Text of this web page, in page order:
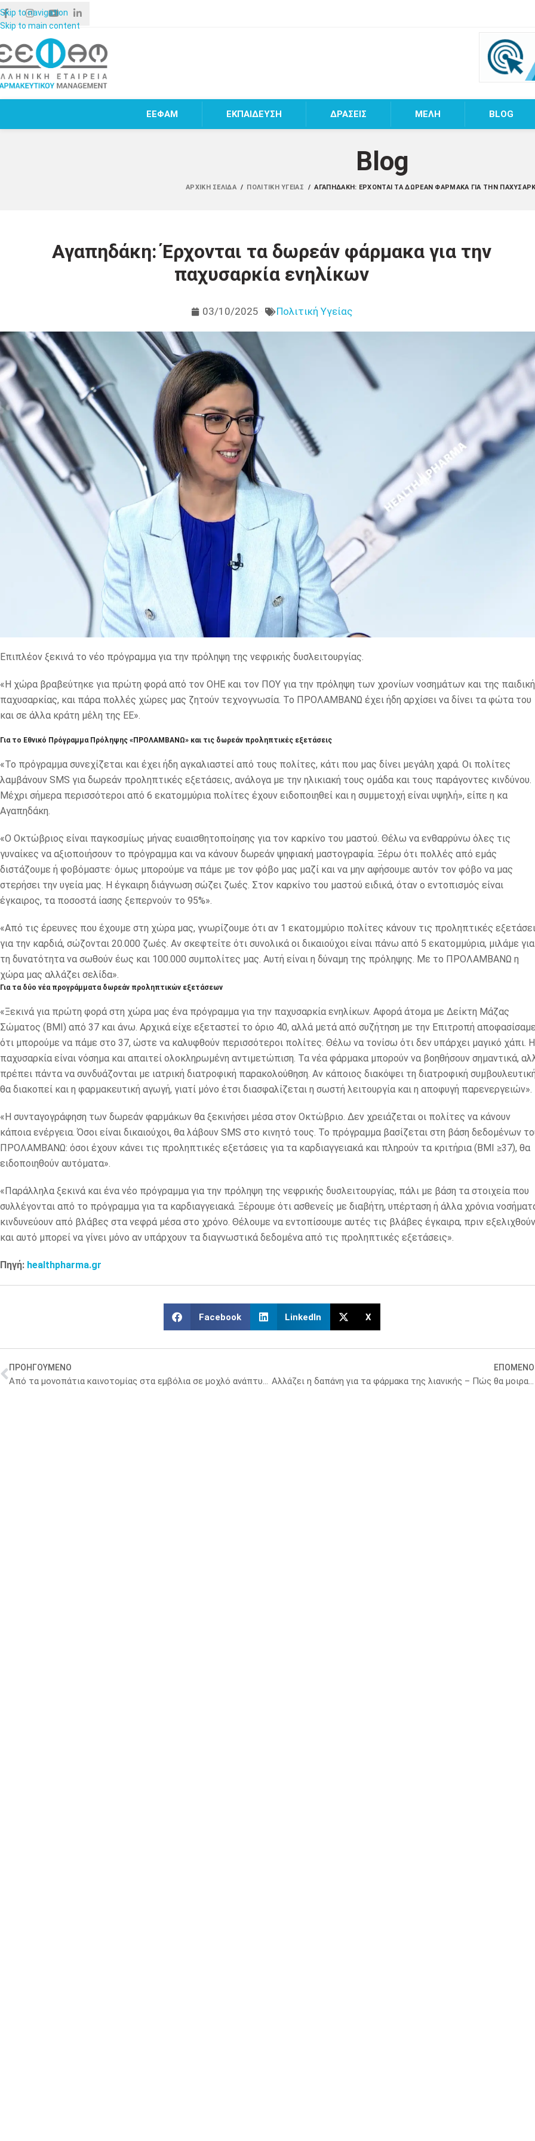
Skip to navigation
Skip to main content
ΕΕΦΑΜ ΕΚΠΑΙΔΕΥΣΗ ΔΡΑΣΕΙΣ MEΛΗ BLOG
Blog
ΑΡΧΙΚΉ ΣΕΛΊΔΑ / ΠΟΛΙΤΙΚΉ ΥΓΕΊΑΣ / ΑΓΑΠΗΔΆΚΗ: ΈΡΧΟΝΤΑΙ ΤΑ ΔΩΡΕΆΝ ΦΆΡΜΑΚΑ ΓΙΑ ΤΗΝ
Αγαπηδάκη: Έρχονται τα δωρεάν φάρμακα για την
παχυσαρκία ενηλίκων
03/10/2025 Πολιτική Υγείας
Επιπλέον ξεκινά το νέο πρόγραμμα για την πρόληψη της νεφρικής δυσλειτουργίας.
«Η χώρα βραβεύτηκε για πρώτη φορά από τον ΟΗΕ και τον ΠΟΥ για την πρόληψη των χρονίων νοσημάτων και της
παχυσαρκίας, και πάρα πολλές χώρες μας ζητούν τεχνογνωσία. Το ΠΡΟΛΑΜΒΑΝΩ έχει ήδη αρχίσει να δίνει τα φώτα του
και σε άλλα κράτη μέλη της ΕΕ».
Για το Εθνικό Πρόγραμμα Πρόληψης «ΠΡΟΛΑΜΒΑΝΩ» και τις δωρεάν προληπτικές εξετάσεις
«Το πρόγραμμα συνεχίζεται και έχει ήδη αγκαλιαστεί από τους πολίτες, κάτι που μας δίνει μεγάλη χαρά. Οι πολίτες
λαμβάνουν SMS για δωρεάν προληπτικές εξετάσεις, ανάλογα με την ηλικιακή τους ομάδα και τους παράγοντες κινδύνου.
Μέχρι σήμερα περισσότεροι από 6 εκατομμύρια πολίτες έχουν ειδοποιηθεί και η συμμετοχή είναι υψηλή», είπε η κα
Αγαπηδάκη.
«Ο Οκτώβριος είναι παγκοσμίως μήνας ευαισθητοποίησης για τον καρκίνο του μαστού. Θέλω να ενθαρρύνω όλες τις
γυναίκες να αξιοποιήσουν το πρόγραμμα και να κάνουν δωρεάν ψηφιακή μαστογραφία. Ξέρω ότι πολλές από εμάς
διστάζουμε ή φοβόμαστε· όμως μπορούμε να πάμε με τον φόβο μας μαζί και να μην αφήσουμε αυτόν τον φόβο να μας
στερήσει την υγεία μας. Η έγκαιρη διάγνωση σώζει ζωές. Στον καρκίνο του μαστού ειδικά, όταν ο εντοπισμός είναι
έγκαιρος, τα ποσοστά ίασης ξεπερνούν το 95%».
«Από τις έρευνες που έχουμε στη χώρα μας, γνωρίζουμε ότι αν 1 εκατομμύριο πολίτες κάνουν τις προληπτικές
για την καρδιά, σώζονται 20.000 ζωές. Αν σκεφτείτε ότι συνολικά οι δικαιούχοι είναι πάνω από 5 εκατομμύρια, μιλάμε για
τη δυνατότητα να σωθούν έως και 100.000 συμπολίτες μας. Αυτή είναι η δύναμη της πρόληψης. Με το ΠΡΟΛΑΜΒΑΝΩ η
χώρα μας αλλάζει σελίδα».
Για τα δύο νέα προγράμματα δωρεάν προληπτικών εξετάσεων
«Ξεκινά για πρώτη φορά στη χώρα μας ένα πρόγραμμα για την παχυσαρκία ενηλίκων. Αφορά άτομα με Δείκτη Μάζας
Σώματος (BMI) από 37 και άνω. Αρχικά είχε εξεταστεί το όριο 40, αλλά μετά από συζήτηση με την Επιτροπή
ότι μπορούμε να πάμε στο 37, ώστε να καλυφθούν περισσότεροι πολίτες. Θέλω να τονίσω ότι δεν υπάρχει μαγικό χάπι. Η
παχυσαρκία είναι νόσημα και απαιτεί ολοκληρωμένη αντιμετώπιση. Τα νέα φάρμακα μπορούν να βοηθήσουν σημαντικά,
πρέπει πάντα να συνδυάζονται με ιατρική διατροφική παρακολούθηση. Αν κάποιος διακόψει τη διατροφική
θα διακοπεί και η φαρμακευτική αγωγή, γιατί μόνο έτσι διασφαλίζεται η σωστή λειτουργία και η αποφυγή παρενεργειών».
«Η συνταγογράφηση των δωρεάν φαρμάκων θα ξεκινήσει μέσα στον Οκτώβριο. Δεν χρειάζεται οι πολίτες να κάνουν
κάποια ενέργεια. Όσοι είναι δικαιούχοι, θα λάβουν SMS στο κινητό τους. Το πρόγραμμα βασίζεται στη βάση δεδομένων
ΠΡΟΛΑΜΒΑΝΩ: όσοι έχουν κάνει τις προληπτικές εξετάσεις για τα καρδιαγγειακά και πληρούν τα κριτήρια (BMI ≥37), θα
ειδοποιηθούν αυτόματα».
«Παράλληλα ξεκινά και ένα νέο πρόγραμμα για την πρόληψη της νεφρικής δυσλειτουργίας, πάλι με βάση τα στοιχεία που
συλλέγονται από το πρόγραμμα για τα καρδιαγγειακά. Ξέρουμε ότι ασθενείς με διαβήτη, υπέρταση ή άλλα χρόνια
κινδυνεύουν από βλάβες στα νεφρά μέσα στο χρόνο. Θέλουμε να εντοπίσουμε αυτές τις βλάβες έγκαιρα, πριν
και αυτό μπορεί να γίνει μόνο αν υπάρχουν τα διαγνωστικά δεδομένα από τις προληπτικές εξετάσεις».
Πηγή: healthpharma.gr
Facebook LinkedIn X
ΠΡΟΗΓΟΥΜΕΝΟ
Από τα μονοπάτια καινοτομίας στα εμβόλια σε μοχλό ανάπτυξης: Πώς το Ηνωμένο Βασίλειο μεταμορφώνει τις κλινικές δοκιμές
ΕΠΟΜΕΝΟ
Αλλάζει η δαπάνη για τα φάρμακα της λιανικής – Πώς θα μοιραστεί το πακέτο 1,2 δις ευρώ